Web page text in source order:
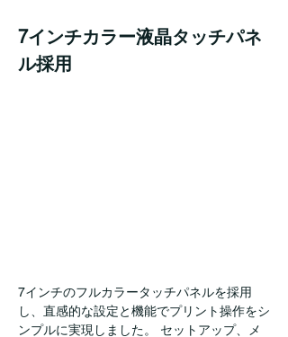
7インチカラー液晶タッチパネ
ル採用
7インチのフルカラータッチパネルを採用
し、直感的な設定と機能でプリント操作をシ
ンプルに実現しました。 セットアップ、メ